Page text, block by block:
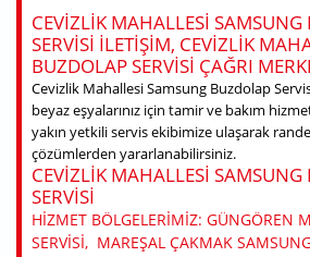
CEVIZLIK MAHALLESI
SERVISI ILETIŞIM, CEVIZLIK
BUZDOLAP SERVISI ÇAĞRI
Cevizlik Mahallesi Samsung Buzdolap
beyaz eşyalarınız için tamir ve bakım
yakın yetkili servis ekibimize ulaşarak
çözümlerden yararlanabilirsiniz.
CEVIZLIK MAHALLESI
SERVISI
HIZMET BÖLGELERIMIZ: GÜNGÖREN
SERVISI, MAREŞAL ÇAKMAK